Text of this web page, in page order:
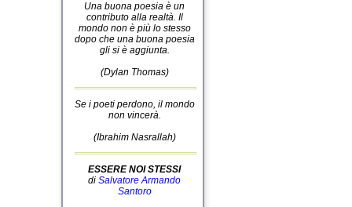
Una buona poesia è un
contributo alla realtà. Il
mondo non è più lo stesso
dopo che una buona poesia
gli si è aggiunta.
(Dylan Thomas)
Se i poeti perdono, il mondo
non vincerà.
(Ibrahim Nasrallah)
ESSERE NOI STESSI
di Salvatore Armando
Santoro